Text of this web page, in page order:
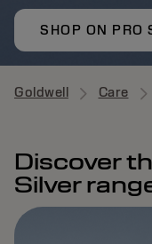
SHOP ON PRO
Goldwell Care
Discover
Silver